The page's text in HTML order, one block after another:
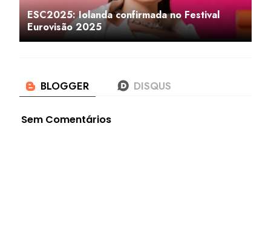
ESC2025: Iolanda confirmada no Festival
Eurovisão 2025
Sem Comentários